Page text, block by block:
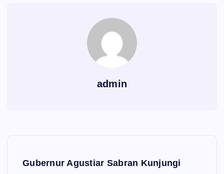
admin
‎Gubernur Agustiar Sabran Kunjungi